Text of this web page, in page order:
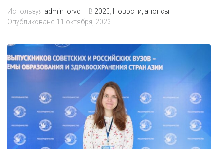
Используя admin_orvd В 2023 Новости, анонсы
Опубликовано 11 октября, 2023